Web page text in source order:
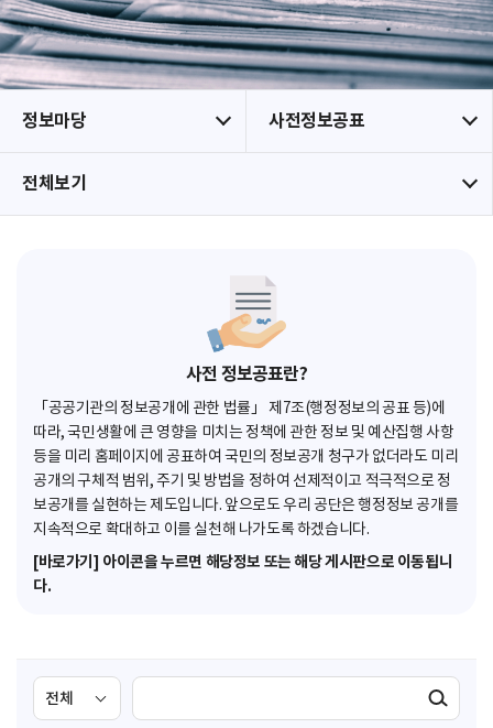
정보마당 사전정보공표
전체보기
사전 정보공표란?
「공공기관의 정보공개에 관한 법률」 제7조(행정정보의 공표 등)에
따라, 국민생활에 큰 영향을 미치는 정책에 관한 정보 및 예산집행 사항
등을 미리 홈페이지에 공표하여 국민의 정보공개 청구가 없더라도 미리
공개의 구체적 범위, 주기 및 방법을 정하여 선제적이고 적극적으로 정
보공개를 실현하는 제도입니다. 앞으로도 우리 공단은 행정정보 공개를
지속적으로 확대하고 이를 실천해 나가도록 하겠습니다.
[바로가기] 아이콘을 누르면 해당정보 또는 해당 게시판으로 이동됩니
다.
검
색
색
검색실행